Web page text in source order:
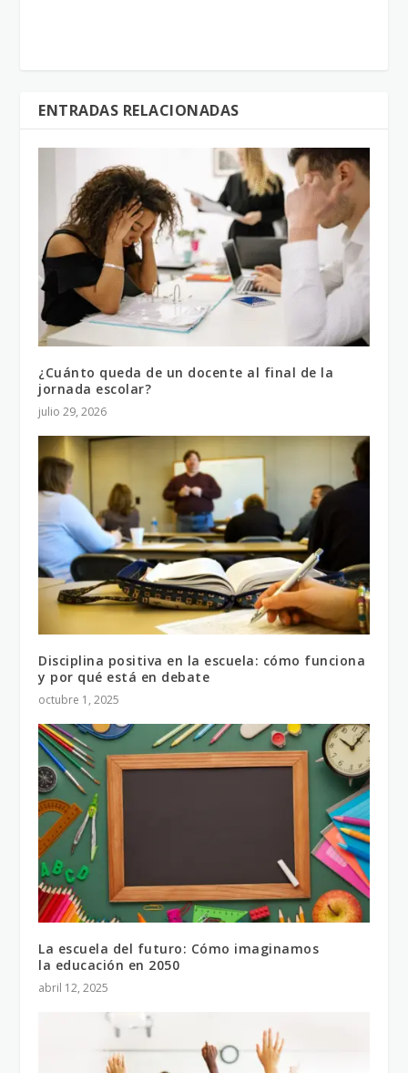
ENTRADAS RELACIONADAS
¿Cuánto queda de un docente al final de la
jornada escolar?
julio 29, 2026
Disciplina positiva en la escuela: cómo funciona
y por qué está en debate
octubre 1, 2025
La escuela del futuro: Cómo imaginamos
la educación en 2050
abril 12, 2025